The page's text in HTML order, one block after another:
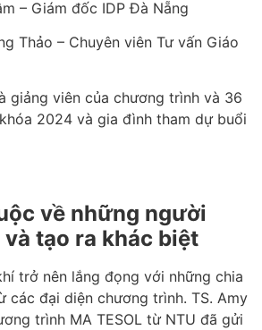
– Giám đốc IDP Đà Nẵng
Thảo – Chuyên viên Tư vấn Giáo
giảng viên của chương trình và 36
2024 và gia đình tham dự buổi
về những người
tạo ra khác biệt
trở nên lắng đọng với những chia
các đại diện chương trình. TS. Amy
trình MA TESOL từ NTU đã gửi